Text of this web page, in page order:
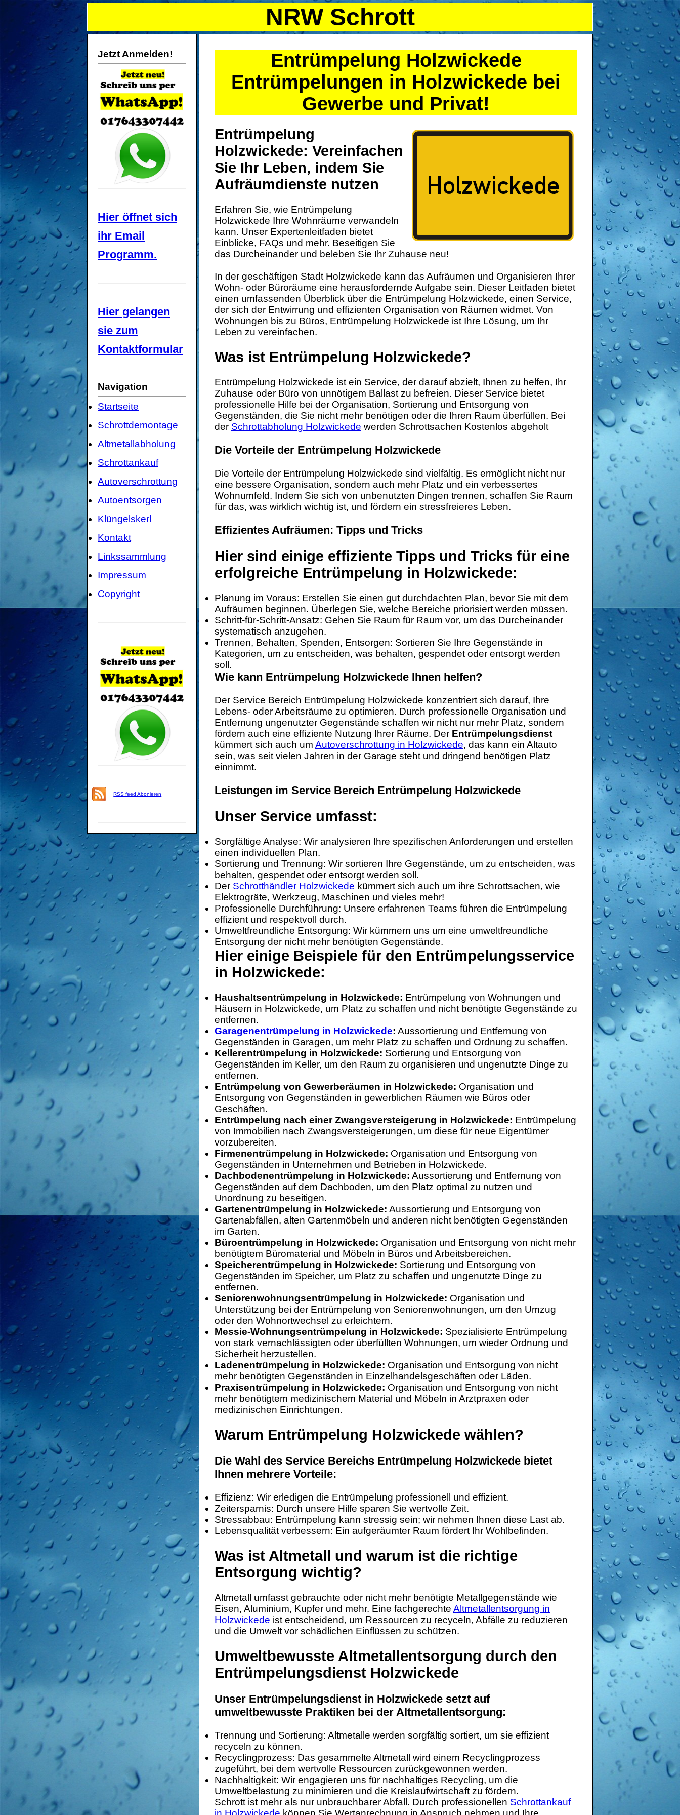
NRW Schrott
Jetzt Anmelden!
Hier öffnet sich
ihr Email
Programm.
Hier gelangen
sie zum
Kontaktformular
Navigation
Startseite
Schrottdemontage
Altmetallabholung
Schrottankauf
Autoverschrottung
Autoentsorgen
Klüngelskerl
Kontakt
Linkssammlung
Impressum
Copyright
RSS feed Abonieren
Entrümpelung Holzwickede
Entrümpelungen in Holzwickede bei
Gewerbe und Privat!
Entrümpelung
Holzwickede: Vereinfachen
Sie Ihr Leben, indem Sie
Aufräumdienste nutzen
Erfahren Sie, wie Entrümpelung
Holzwickede Ihre Wohnräume verwandeln
kann. Unser Expertenleitfaden bietet
Einblicke, FAQs und mehr. Beseitigen Sie
das Durcheinander und beleben Sie Ihr Zuhause neu!
In der geschäftigen Stadt Holzwickede kann das Aufräumen und Organisieren Ihrer
Wohn- oder Büroräume eine herausfordernde Aufgabe sein. Dieser Leitfaden bietet
einen umfassenden Überblick über die Entrümpelung Holzwickede, einen Service,
der sich der Entwirrung und effizienten Organisation von Räumen widmet. Von
Wohnungen bis zu Büros, Entrümpelung Holzwickede ist Ihre Lösung, um Ihr
Leben zu vereinfachen.
Was ist Entrümpelung Holzwickede?
Entrümpelung Holzwickede ist ein Service, der darauf abzielt, Ihnen zu helfen, Ihr
Zuhause oder Büro von unnötigem Ballast zu befreien. Dieser Service bietet
professionelle Hilfe bei der Organisation, Sortierung und Entsorgung von
Gegenständen, die Sie nicht mehr benötigen oder die Ihren Raum überfüllen. Bei
der Schrottabholung Holzwickede werden Schrottsachen Kostenlos abgeholt
Die Vorteile der Entrümpelung Holzwickede
Die Vorteile der Entrümpelung Holzwickede sind vielfältig. Es ermöglicht nicht nur
eine bessere Organisation, sondern auch mehr Platz und ein verbessertes
Wohnumfeld. Indem Sie sich von unbenutzten Dingen trennen, schaffen Sie Raum
für das, was wirklich wichtig ist, und fördern ein stressfreieres Leben.
Effizientes Aufräumen: Tipps und Tricks
Hier sind einige effiziente Tipps und Tricks für eine
erfolgreiche Entrümpelung in Holzwickede:
Planung im Voraus: Erstellen Sie einen gut durchdachten Plan, bevor Sie mit dem
Aufräumen beginnen. Überlegen Sie, welche Bereiche priorisiert werden müssen.
Schritt-für-Schritt-Ansatz: Gehen Sie Raum für Raum vor, um das Durcheinander
systematisch anzugehen.
Trennen, Behalten, Spenden, Entsorgen: Sortieren Sie Ihre Gegenstände in
Kategorien, um zu entscheiden, was behalten, gespendet oder entsorgt werden
soll.
Wie kann Entrümpelung Holzwickede Ihnen helfen?
Der Service Bereich Entrümpelung Holzwickede konzentriert sich darauf, Ihre
Lebens- oder Arbeitsräume zu optimieren. Durch professionelle Organisation und
Entfernung ungenutzter Gegenstände schaffen wir nicht nur mehr Platz, sondern
fördern auch eine effiziente Nutzung Ihrer Räume. Der Entrümpelungsdienst
kümmert sich auch um Autoverschrottung in Holzwickede, das kann ein Altauto
sein, was seit vielen Jahren in der Garage steht und dringend benötigen Platz
einnimmt.
Leistungen im Service Bereich Entrümpelung Holzwickede
Unser Service umfasst:
Sorgfältige Analyse: Wir analysieren Ihre spezifischen Anforderungen und erstellen
einen individuellen Plan.
Sortierung und Trennung: Wir sortieren Ihre Gegenstände, um zu entscheiden, was
behalten, gespendet oder entsorgt werden soll.
Der Schrotthändler Holzwickede kümmert sich auch um ihre Schrottsachen, wie
Elektrogräte, Werkzeug, Maschinen und vieles mehr!
Professionelle Durchführung: Unsere erfahrenen Teams führen die Entrümpelung
effizient und respektvoll durch.
Umweltfreundliche Entsorgung: Wir kümmern uns um eine umweltfreundliche
Entsorgung der nicht mehr benötigten Gegenstände.
Hier einige Beispiele für den Entrümpelungsservice
in Holzwickede:
Haushaltsentrümpelung in Holzwickede: Entrümpelung von Wohnungen und
Häusern in Holzwickede, um Platz zu schaffen und nicht benötigte Gegenstände zu
entfernen.
Garagenentrümpelung in Holzwickede: Aussortierung und Entfernung von
Gegenständen in Garagen, um mehr Platz zu schaffen und Ordnung zu schaffen.
Kellerentrümpelung in Holzwickede: Sortierung und Entsorgung von
Gegenständen im Keller, um den Raum zu organisieren und ungenutzte Dinge zu
entfernen.
Entrümpelung von Gewerberäumen in Holzwickede: Organisation und
Entsorgung von Gegenständen in gewerblichen Räumen wie Büros oder
Geschäften.
Entrümpelung nach einer Zwangsversteigerung in Holzwickede: Entrümpelung
von Immobilien nach Zwangsversteigerungen, um diese für neue Eigentümer
vorzubereiten.
Firmenentrümpelung in Holzwickede: Organisation und Entsorgung von
Gegenständen in Unternehmen und Betrieben in Holzwickede.
Dachbodenentrümpelung in Holzwickede: Aussortierung und Entfernung von
Gegenständen auf dem Dachboden, um den Platz optimal zu nutzen und
Unordnung zu beseitigen.
Gartenentrümpelung in Holzwickede: Aussortierung und Entsorgung von
Gartenabfällen, alten Gartenmöbeln und anderen nicht benötigten Gegenständen
im Garten.
Büroentrümpelung in Holzwickede: Organisation und Entsorgung von nicht mehr
benötigtem Büromaterial und Möbeln in Büros und Arbeitsbereichen.
Speicherentrümpelung in Holzwickede: Sortierung und Entsorgung von
Gegenständen im Speicher, um Platz zu schaffen und ungenutzte Dinge zu
entfernen.
Seniorenwohnungsentrümpelung in Holzwickede: Organisation und
Unterstützung bei der Entrümpelung von Seniorenwohnungen, um den Umzug
oder den Wohnortwechsel zu erleichtern.
Messie-Wohnungsentrümpelung in Holzwickede: Spezialisierte Entrümpelung
von stark vernachlässigten oder überfüllten Wohnungen, um wieder Ordnung und
Sicherheit herzustellen.
Ladenentrümpelung in Holzwickede: Organisation und Entsorgung von nicht
mehr benötigten Gegenständen in Einzelhandelsgeschäften oder Läden.
Praxisentrümpelung in Holzwickede: Organisation und Entsorgung von nicht
mehr benötigtem medizinischem Material und Möbeln in Arztpraxen oder
medizinischen Einrichtungen.
Warum Entrümpelung Holzwickede wählen?
Die Wahl des Service Bereichs Entrümpelung Holzwickede bietet
Ihnen mehrere Vorteile:
Effizienz: Wir erledigen die Entrümpelung professionell und effizient.
Zeitersparnis: Durch unsere Hilfe sparen Sie wertvolle Zeit.
Stressabbau: Entrümpelung kann stressig sein; wir nehmen Ihnen diese Last ab.
Lebensqualität verbessern: Ein aufgeräumter Raum fördert Ihr Wohlbefinden.
Was ist Altmetall und warum ist die richtige
Entsorgung wichtig?
Altmetall umfasst gebrauchte oder nicht mehr benötigte Metallgegenstände wie
Eisen, Aluminium, Kupfer und mehr. Eine fachgerechte Altmetallentsorgung in
Holzwickede ist entscheidend, um Ressourcen zu recyceln, Abfälle zu reduzieren
und die Umwelt vor schädlichen Einflüssen zu schützen.
Umweltbewusste Altmetallentsorgung durch den
Entrümpelungsdienst Holzwickede
Unser Entrümpelungsdienst in Holzwickede setzt auf
umweltbewusste Praktiken bei der Altmetallentsorgung:
Trennung und Sortierung: Altmetalle werden sorgfältig sortiert, um sie effizient
recyceln zu können.
Recyclingprozess: Das gesammelte Altmetall wird einem Recyclingprozess
zugeführt, bei dem wertvolle Ressourcen zurückgewonnen werden.
Nachhaltigkeit: Wir engagieren uns für nachhaltiges Recycling, um die
Umweltbelastung zu minimieren und die Kreislaufwirtschaft zu fördern.
Schrott ist mehr als nur unbrauchbarer Abfall. Durch professionellen Schrottankauf